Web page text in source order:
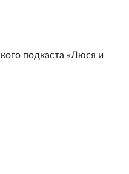
подкаста «Люся и